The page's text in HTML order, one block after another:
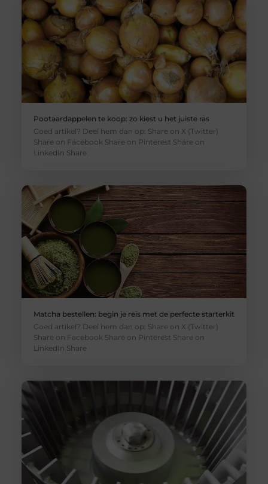
Pootaardappelen te koop: zo kiest u het juiste ras
Goed artikel? Deel hem dan op: Share on X (Twitter)
Share on Facebook Share on Pinterest Share on
LinkedIn Share
Matcha bestellen: begin je reis met de perfecte starterkit
Goed artikel? Deel hem dan op: Share on X (Twitter)
Share on Facebook Share on Pinterest Share on
LinkedIn Share